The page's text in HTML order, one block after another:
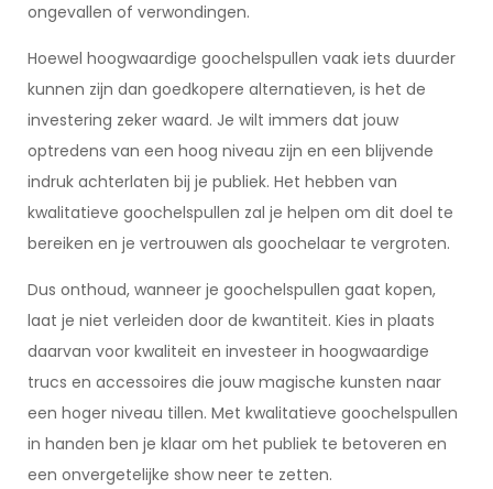
ongevallen of verwondingen.
Hoewel hoogwaardige goochelspullen vaak iets duurder
kunnen zijn dan goedkopere alternatieven, is het de
investering zeker waard. Je wilt immers dat jouw
optredens van een hoog niveau zijn en een blijvende
indruk achterlaten bij je publiek. Het hebben van
kwalitatieve goochelspullen zal je helpen om dit doel te
bereiken en je vertrouwen als goochelaar te vergroten.
Dus onthoud, wanneer je goochelspullen gaat kopen,
laat je niet verleiden door de kwantiteit. Kies in plaats
daarvan voor kwaliteit en investeer in hoogwaardige
trucs en accessoires die jouw magische kunsten naar
een hoger niveau tillen. Met kwalitatieve goochelspullen
in handen ben je klaar om het publiek te betoveren en
een onvergetelijke show neer te zetten.